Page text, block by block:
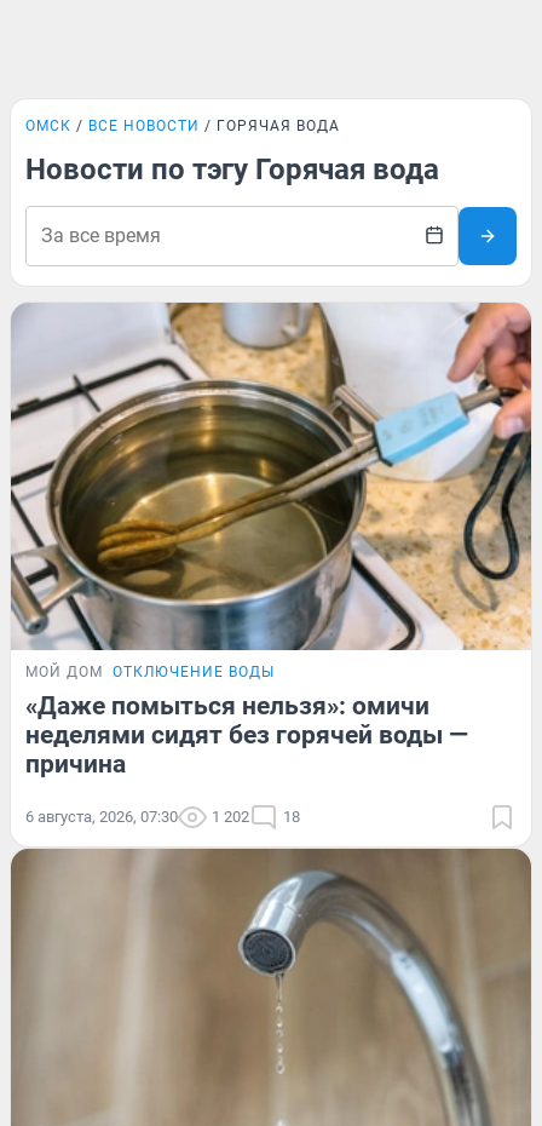
ОМСК ВСЕ НОВОСТИ ГОРЯЧАЯ ВОДА
Новости по тэгу Горячая вода
МОЙ ДОМ ОТКЛЮЧЕНИЕ ВОДЫ
«Даже помыться нельзя»: омичи
неделями сидят без горячей воды —
причина
6 августа, 2026, 07:30 1 202 18